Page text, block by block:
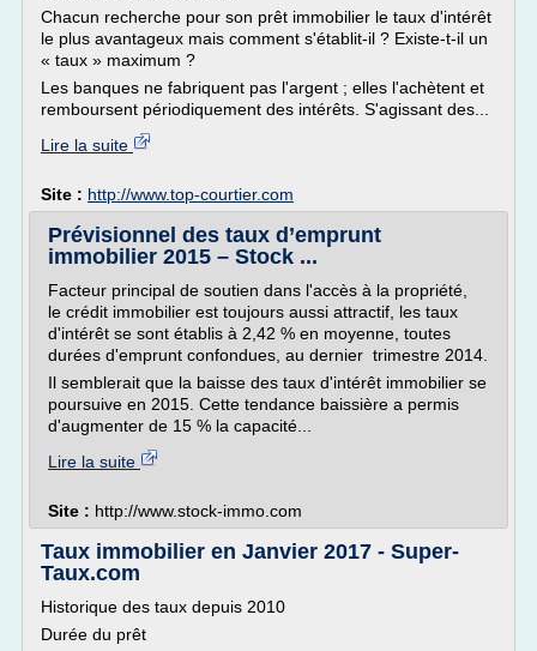
Chacun recherche pour son prêt immobilier le taux d'intérêt
le plus avantageux mais comment s'établit-il ? Existe-t-il un
« taux » maximum ?
Les banques ne fabriquent pas l'argent ; elles l'achètent et
remboursent périodiquement des intérêts. S'agissant des...
Lire la suite
Site : http://www.top-courtier.com
Prévisionnel des taux d’emprunt
immobilier 2015 – Stock ...
Facteur principal de soutien dans l'accès à la propriété,
le crédit immobilier est toujours aussi attractif, les taux
d'intérêt se sont établis à 2,42 % en moyenne, toutes
durées d'emprunt confondues, au dernier trimestre 2014.
Il semblerait que la baisse des taux d'intérêt immobilier se
poursuive en 2015. Cette tendance baissière a permis
d'augmenter de 15 % la capacité...
Lire la suite
Site : http://www.stock-immo.com
Taux immobilier en Janvier 2017 - Super-
Taux.com
Historique des taux depuis 2010
Durée du prêt